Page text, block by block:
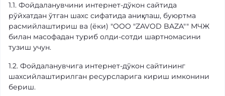
1.1. Фойдаланувчини интернет-дўкон сайтида
рўйхатдан ўтган шахс сифатида аниқлаш, буюртма
расмийлаштириш ва (ёки) "OOO "ZAVOD BAZA"" МЧЖ
билан масофадан туриб олди-сотди шартномасини
тузиш учун.
1.2. Фойдаланувчига интернет-дўкон сайтининг
шахсийлаштирилган ресурсларига кириш имконини
бериш.